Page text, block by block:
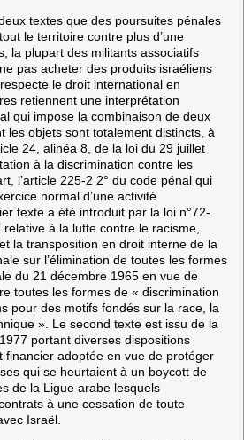
textes que des poursuites pénales
le territoire contre plus d’une
la plupart des militants associatifs
pas acheter des produits israéliens
le droit international en
retiennent une interprétation
qui impose la combinaison de deux
les objets sont totalement distincts, à
24, alinéa 8, de la loi du 29 juillet
à la discrimination contre les
l’article 225-2 2° du code pénal qui
normal d’une activité
texte a été introduit par la loi n°72-
à la lutte contre le racisme,
la transposition en droit interne de la
sur l’élimination de toutes les formes
du 21 décembre 1965 en vue de
toutes les formes de « discrimination
pour des motifs fondés sur la race, la
». Le second texte est issu de la
portant diverses dispositions
financier adoptée en vue de protéger
qui se heurtaient à un boycott de
de la Ligue arabe lesquels
à une cessation de toute
Israël.